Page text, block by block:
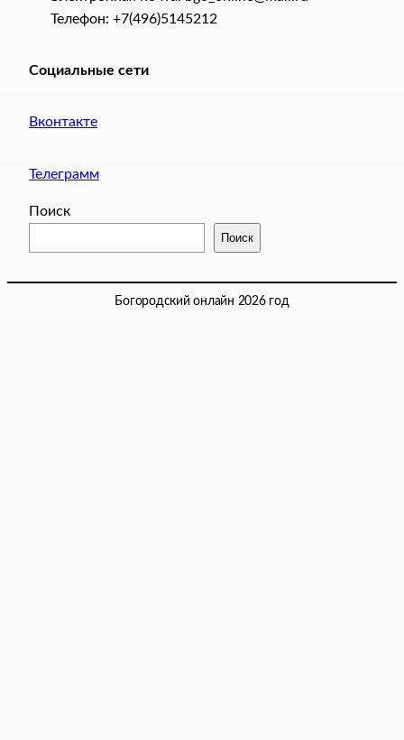
Телефон: +7(496)5145212
Социальные сети
Вконтакте
Телеграмм
Поиск
Поиск
Богородский онлайн 2026 год